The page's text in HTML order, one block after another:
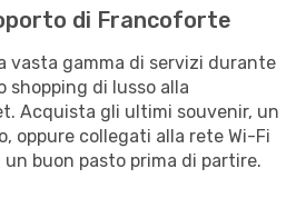
di Francoforte
vasta gamma di servizi durante
shopping di lusso alla
Acquista gli ultimi souvenir, un
oppure collegati alla rete Wi-Fi
buon pasto prima di partire.